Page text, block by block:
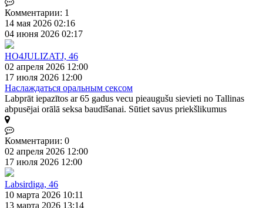
Комментарии: 1
14 мая 2026 02:16
04 июня 2026 02:17
HO4JULIZATJ, 46
02 апреля 2026 12:00
17 июля 2026 12:00
Наслаждаться оральным сексом
Labprāt iepazītos ar 65 gadus vecu pieaugušu sievieti no Tallinas
abpusējai orālā seksa baudīšanai. Sūtiet savus priekšlikumus
Комментарии: 0
02 апреля 2026 12:00
17 июля 2026 12:00
Labsirdiga, 46
10 марта 2026 10:11
13 марта 2026 13:14